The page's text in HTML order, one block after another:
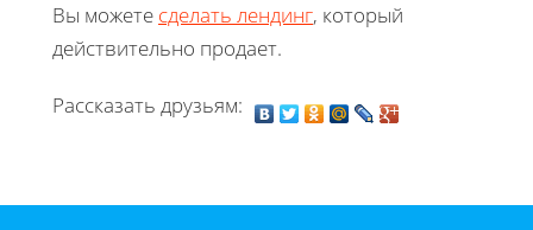
Вы можете сделать лендинг, который
действительно продает.
Рассказать друзьям: